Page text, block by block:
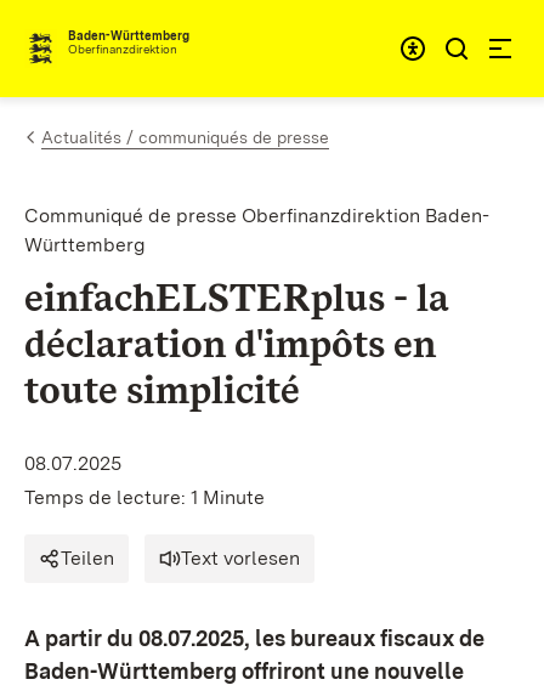
Passer au contenu
Baden-Württemberg
Oberfinanzdirektion
Actualités / communiqués de presse
Communiqué de presse Oberfinanzdirektion Baden-
Württemberg
einfachELSTERplus - la
déclaration d'impôts en
toute simplicité
08.07.2025
Temps de lecture: 1 Minute
Teilen Text vorlesen
A partir du 08.07.2025, les bureaux fiscaux de
Baden-Württemberg offriront une nouvelle